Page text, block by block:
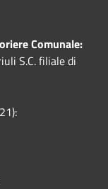
Comunale:
S.C. filiale di